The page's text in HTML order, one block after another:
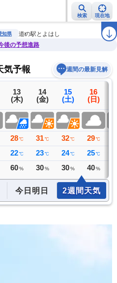
検索 現在地
情報 警報・注意報 ラ
知県
道の駅とよはし
後の予想進路
気予報 週間の最新見解
13
(木)
28 ℃
22 ℃
60 %
14
(金)
31 ℃
23 ℃
30 %
15
(土)
32 ℃
24 ℃
30 %
16
(日)
29 ℃
25 ℃
40 %
今日明日 2週間天気